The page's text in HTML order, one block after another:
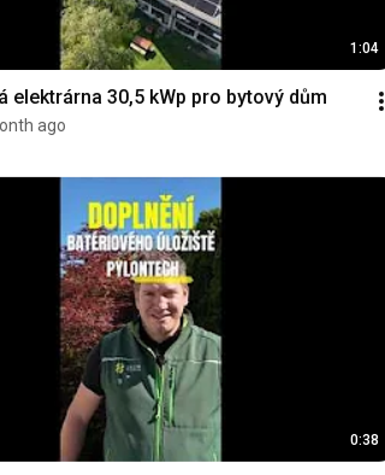
1:04
elektrárna 30,5 kWp pro bytový dům
ago
0:38